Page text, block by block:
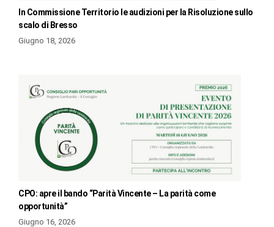
In Commissione Territorio le audizioni per la Risoluzione sullo
scalo di Bresso
Giugno 18, 2026
CPO: apre il bando “Parità Vincente – La parità come
opportunità”
Giugno 16, 2026